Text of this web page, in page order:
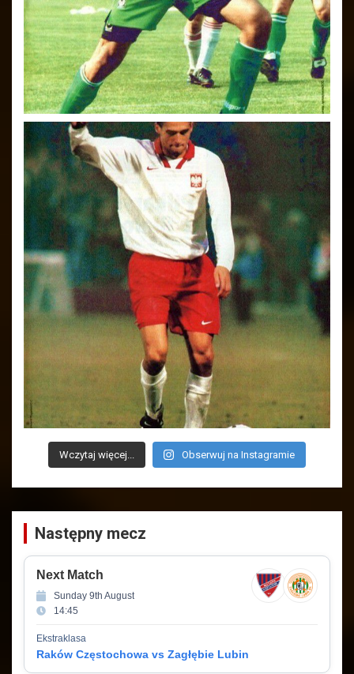
Wczytaj więcej... Obserwuj na Instagramie
Następny mecz
Next Match
Sunday 9th August
14:45
Ekstraklasa
Raków Częstochowa vs Zagłębie Lubin